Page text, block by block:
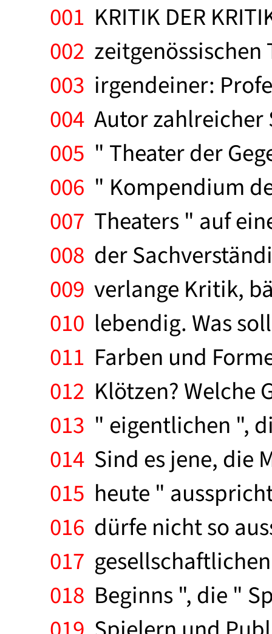
001 KRITIK DER
002
003 irgendeiner:
004 Autor zahlreicher
005 " Theater der
006 " Kompendium
007 Theaters " auf
008 der
009 verlange Kritik,
010 lebendig. Was
011 Farben und
012 Klötzen? Welche
013 " eigentlichen ",
014 Sind es jene, die
015 heute "
016 dürfe nicht so
017
018 Beginns ", die "